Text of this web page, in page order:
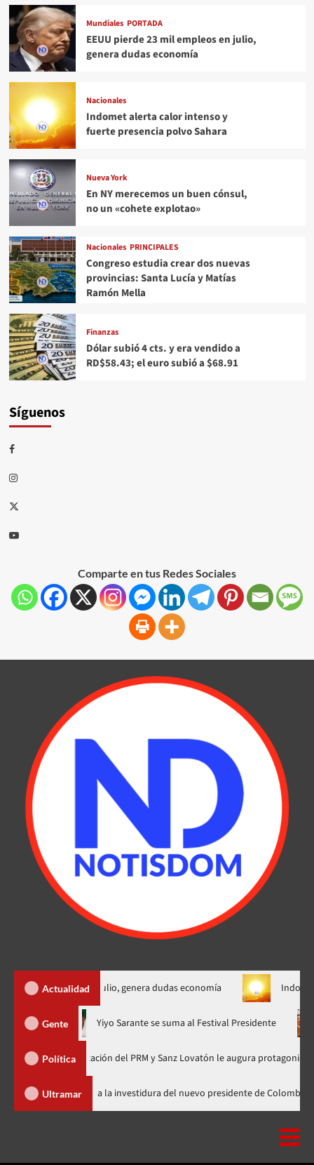
Mundiales PORTADA
EEUU pierde 23 mil empleos en julio,
genera dudas economía
Nacionales
Indomet alerta calor intenso y
fuerte presencia polvo Sahara
Nueva York
En NY merecemos un buen cónsul,
no un «cohete explotao»
Nacionales PRINCIPALES
Congreso estudia crear dos nuevas
provincias: Santa Lucía y Matías
Ramón Mella
Finanzas
Dólar subió 4 cts. y era vendido a
RD$58.43; el euro subió a $68.91
Síguenos
Comparte en tus Redes Sociales
Actualidad
empleos en julio, genera dudas economía Indomet alerta
Gente
en nuevo horario Yiyo Sarante se suma al Festival
Política
Organización del PRM y Sanz Lovatón le augura protagonismo político
Ultramar
Abinader llega a Cali para asistir a la investidura del nuevo presidente